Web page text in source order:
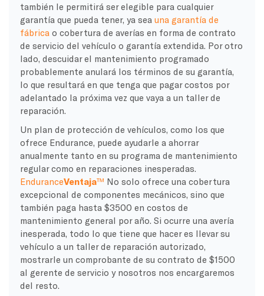
también le permitirá ser elegible para cualquier
garantía que pueda tener, ya sea una garantía de
fábricao cobertura de averías en forma de contrato
de servicio del vehículo o garantía extendida. Por otro
lado, descuidar el mantenimiento programado
probablemente anulará los términos de su garantía,
lo que resultará en que tenga que pagar costos por
adelantado la próxima vez que vaya a un taller de
reparación.
Un plan de protección de vehículos, como los que
ofrece Endurance, puede ayudarle a ahorrar
anualmente tanto en su programa de mantenimiento
regular como en reparaciones inesperadas.
EnduranceVentaja™ No solo ofrece una cobertura
excepcional de componentes mecánicos, sino que
también paga hasta $3500 en costos de
mantenimiento general por año. Si ocurre una avería
inesperada, todo lo que tiene que hacer es llevar su
vehículo a un taller de reparación autorizado,
mostrarle un comprobante de su contrato de $1500
al gerente de servicio y nosotros nos encargaremos
del resto.